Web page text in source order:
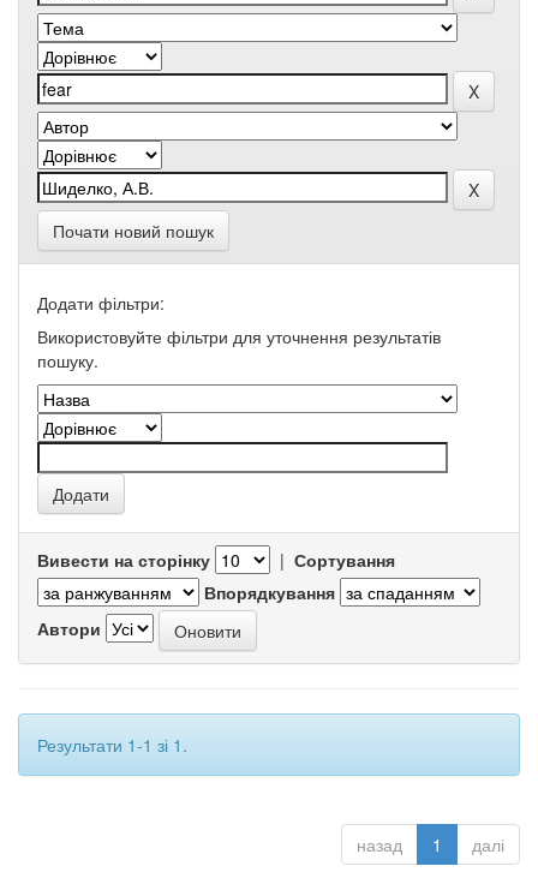
Почати новий пошук
Додати фільтри:
Використовуйте фільтри для уточнення результатів
пошуку.
Вивести на сторінку | Сортування
Впорядкування
Автори
Результати 1-1 зі 1.
назад 1 далі